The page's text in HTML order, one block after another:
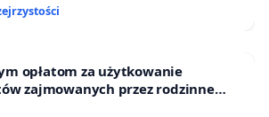
opłatom za użytkowanie
zajmowanych przez rodzinne